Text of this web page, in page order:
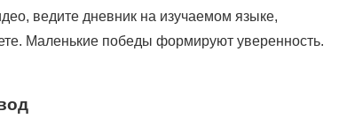
ведите дневник на изучаемом языке,
Маленькие победы формируют уверенность.